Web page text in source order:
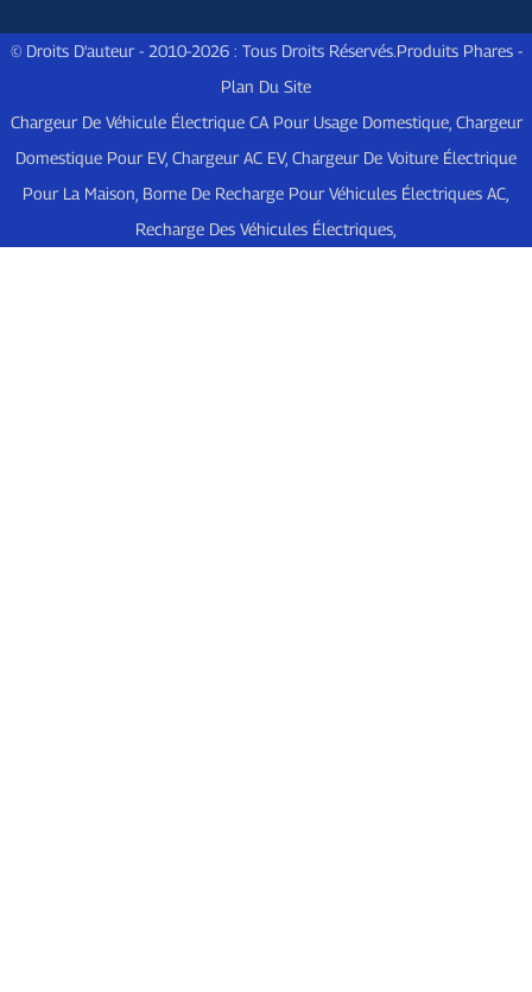
© Droits D'auteur - 2010-2026 : Tous Droits Réservés.Produits Phares-
Plan Du Site
Chargeur De Véhicule Électrique CA Pour Usage Domestique, Chargeur
Domestique Pour EV, Chargeur AC EV, Chargeur De Voiture Électrique
Pour La Maison Borne De Recharge Pour Véhicules Électriques AC
Recharge Des Véhicules Électriques